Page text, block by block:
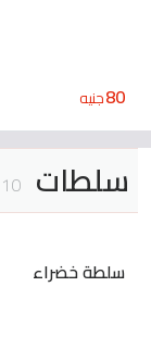
80جنيه
سلطات 10
سلطة خضراء